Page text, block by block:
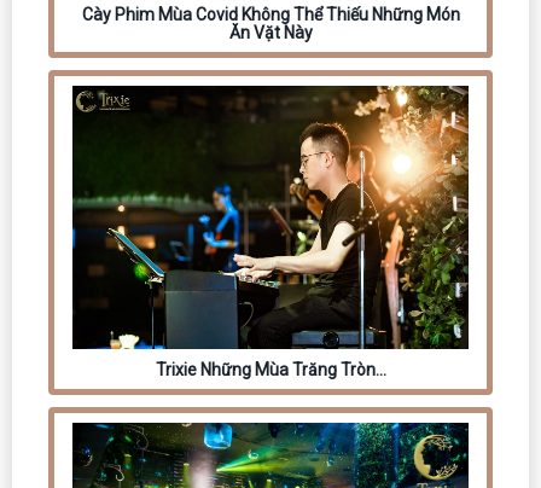
Cày Phim Mùa Covid Không Thể Thiếu Những Món
Ăn Vặt Này
Trixie Những Mùa Trăng Tròn…